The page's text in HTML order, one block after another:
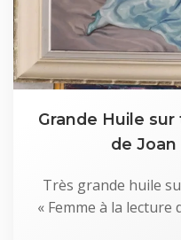
Grande Huile
de Joan
Très grande huile
« Femme à la lecture